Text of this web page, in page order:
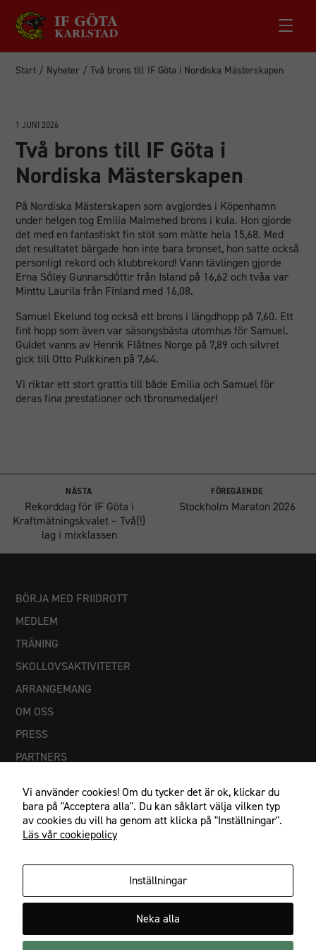
Start / Nyheter /Två brons till IF Göta i Nordiska Mästerskapen
1 JUNI 2026
Två brons till IF Göta i
Nordiska Mästerskapen
På Nordiska Mästerskapen som avgjordes i Köpenhamn
under helgen tog Emilia Malmehed brons i kula. Hon gjorde
det med en fantastiskt fin stöt som mätte hela 15,68. Med
det resultatet bärgade hon inte bara bronset, hon satte också
personligt rekord och klubbrekord! Vann tävlingen gjorde
Erna Sóley Gunnarsdóttir från Island på 16,62 och tvåa var
Minttu Laurila från Finland med 16,08.
Samuel Ekelund tog också ett brons i längdhopp på 7,60. Ett
fint hopp som även var säsongsbästa utomhus för Samuel.
Guldet vanns av Henrik Flåtnes Norge på 7,89 och silvret
gick till Otto Pulkkinen på 7,64.
Vi riktar ett stort grattis till både Emilia och Samuel för
deras fina prestationer och tbronsmedaljer!
NÄSTA
Rekorddag för IF Göta i
Kraftmätningskvalet – Två(!)
lag i mixklassen
FÖREGÅENDE
Stockholm Maraton 2026
BÖRJA MED FRIIDROTT
MEDLEM
TRÄNING
SKOLLOVSAKTIVITETER
ARRANGEMANG
OM OSS
PRESS
PARTNERS
IF Göta Karlstad, Johan Banérs väg 5, 653 48 Karlstad
054-21 23 27, info@ifgota.se
Vi använder cookies! Om du tycker det är ok, klickar du
bara på "Acceptera alla". Du kan såklart välja vilken typ
av cookies du vill ha genom att klicka på "Inställningar".
Läs vår cookiepolicy
Inställningar
Neka alla
Nödvändiga
Dessa
bort. De